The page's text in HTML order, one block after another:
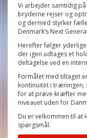
Vi arbejder samtidig
bryderne rejser og
og dermed styrker
Denmark’s Next
Herefter følger
der igen udtages et
deltagelse ved en
Formålet med tiltaget
kontinuitet i træningen,
for at prøve kræfter
niveauet uden for
Du er velkommen til at
spørgsmål.